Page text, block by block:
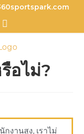
อไม่?
งานสูง, เราไม่